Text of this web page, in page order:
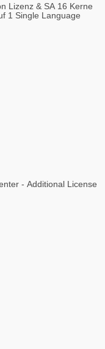
Lizenz & SA 16 Kerne
1 Single Language
- Additional License